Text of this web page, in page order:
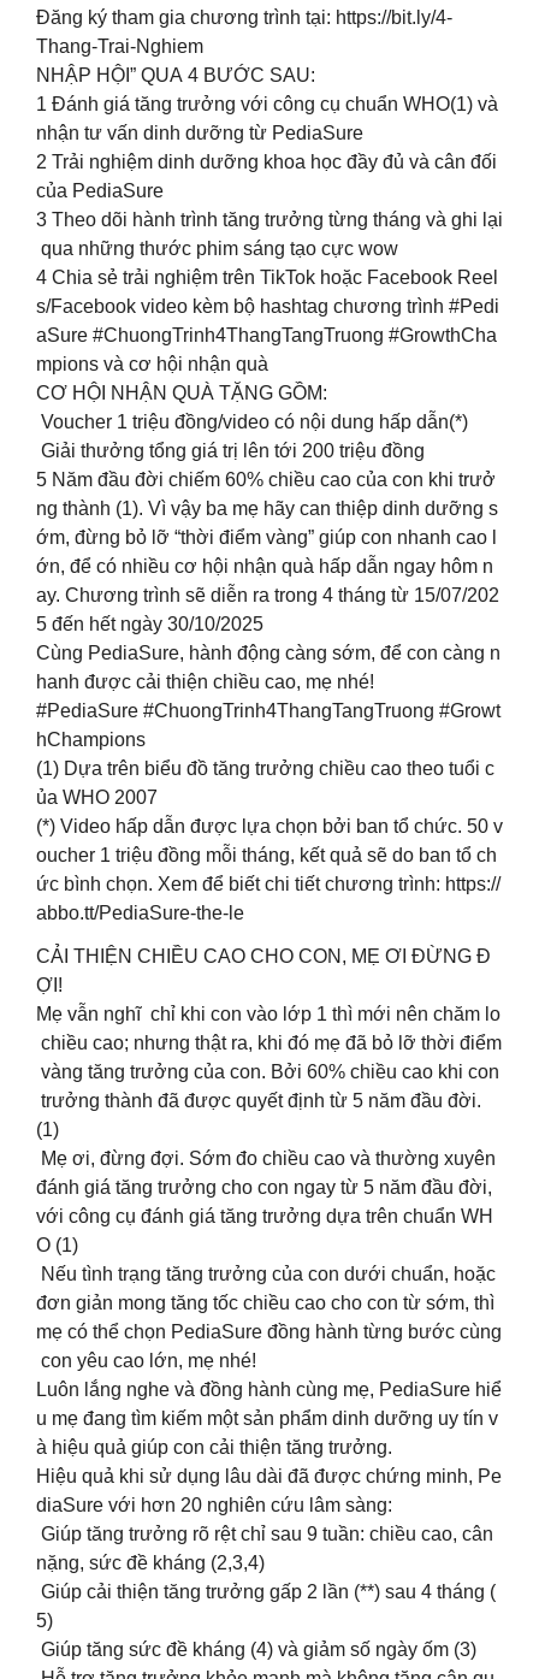
Đăng ký tham gia chương trình tại: https://bit.ly/4-
Thang-Trai-Nghiem ​
NHẬP HỘI” QUA 4 BƯỚC SAU:​
1️ Đánh giá tăng trưởng với công cụ chuẩn WHO(1) và
nhận tư vấn dinh dưỡng từ PediaSure ​
2️ Trải nghiệm dinh dưỡng khoa học đầy đủ và cân đối
của PediaSure ​
3️ Theo dõi hành trình tăng trưởng từng tháng và ghi lại
qua những thước phim sáng tạo cực wow ​
4️ Chia sẻ trải nghiệm trên TikTok hoặc Facebook Reel
s/Facebook video kèm bộ hashtag chương trình #Pedi
aSure #ChuongTrinh4ThangTangTruong #GrowthCha
mpions và cơ hội nhận quà ​
CƠ HỘI NHẬN QUÀ TẶNG GỒM:​
Voucher 1 triệu đồng/video có nội dung hấp dẫn(*)​
Giải thưởng tổng giá trị lên tới 200 triệu đồng​
5 Năm đầu đời chiếm 60% chiều cao của con khi trưở
ng thành (1). Vì vậy ba mẹ hãy can thiệp dinh dưỡng s
ớm, đừng bỏ lỡ “thời điểm vàng” giúp con nhanh cao l
ớn, để có nhiều cơ hội nhận quà hấp dẫn ngay hôm n
ay. Chương trình sẽ diễn ra trong 4 tháng từ 15/07/202
5 đến hết ngày 30/10/2025​
Cùng PediaSure, hành động càng sớm, để con càng n
hanh được cải thiện chiều cao, mẹ nhé! ​
#PediaSure #ChuongTrinh4ThangTangTruong #Growt
hChampions​
(1) Dựa trên biểu đồ tăng trưởng chiều cao theo tuổi c
ủa WHO 2007​
(*) Video hấp dẫn được lựa chọn bởi ban tổ chức. 50 v
oucher 1 triệu đồng mỗi tháng, kết quả sẽ do ban tổ ch
ức bình chọn. Xem để biết chi tiết chương trình: https://
abbo.tt/PediaSure-the-le
CẢI THIỆN CHIỀU CAO CHO CON, MẸ ƠI ĐỪNG Đ
ỢI!​
Mẹ vẫn nghĩ chỉ khi con vào lớp 1 thì mới nên chăm lo
chiều cao; nhưng thật ra, khi đó mẹ đã bỏ lỡ thời điểm
vàng tăng trưởng của con. Bởi 60% chiều cao khi con
trưởng thành đã được quyết định từ 5 năm đầu đời.
(1) ​
Mẹ ơi, đừng đợi. Sớm đo chiều cao và thường xuyên
đánh giá tăng trưởng cho con ngay từ 5 năm đầu đời,
với công cụ đánh giá tăng trưởng dựa trên chuẩn WH
O (1)​
Nếu tình trạng tăng trưởng của con dưới chuẩn, hoặc
đơn giản mong tăng tốc chiều cao cho con từ sớm, thì
mẹ có thể chọn PediaSure đồng hành từng bước cùng
con yêu cao lớn, mẹ nhé!​
Luôn lắng nghe và đồng hành cùng mẹ, PediaSure hiể
u mẹ đang tìm kiếm một sản phẩm dinh dưỡng uy tín v
à hiệu quả giúp con cải thiện tăng trưởng.​
Hiệu quả khi sử dụng lâu dài đã được chứng minh, Pe
diaSure với hơn 20 nghiên cứu lâm sàng: ​
Giúp tăng trưởng rõ rệt chỉ sau 9 tuần: chiều cao, cân
nặng, sức đề kháng (2,3,4) ​
Giúp cải thiện tăng trưởng gấp 2 lần (**) sau 4 tháng (
5) ​
Giúp tăng sức đề kháng (4) và giảm số ngày ốm (3) ​